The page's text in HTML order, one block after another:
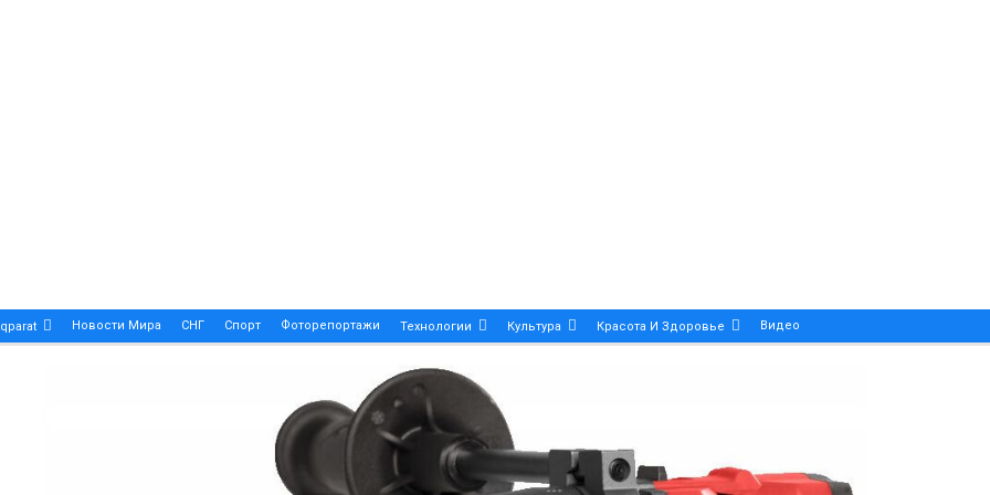
Новости Мира СНГ Спорт Фоторепортажи Технологии Культура Красота И Здоровье Видео
Patek Philippe Calatrava DATE – A True Symbol Of Elegance And Precision